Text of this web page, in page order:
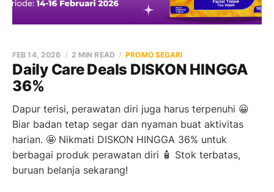
Daily Care Deals DISKON HINGGA
36%
FEB 14, 2026 2 MIN READ PROMO SEGARI
Dapur terisi, perawatan diri juga harus terpenuhi 😀
Biar badan tetap segar dan nyaman buat aktivitas
harian. 🤩 Nikmati DISKON HINGGA 36% untuk
berbagai produk perawatan diri 🧴 Stok terbatas,
buruan belanja sekarang!